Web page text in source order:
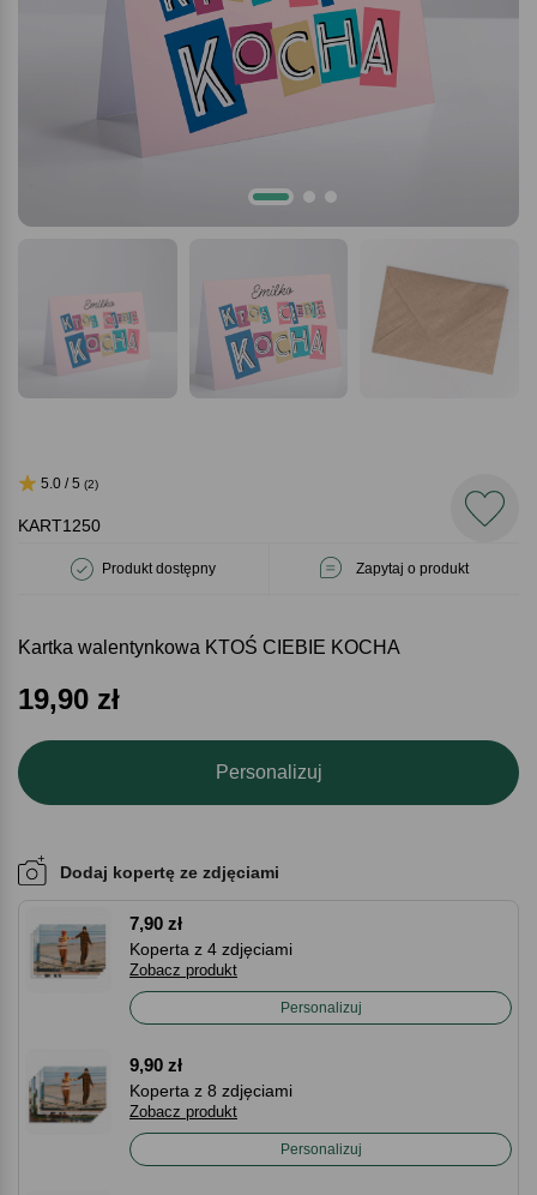
KART1250
Produkt dostępny Zapytaj o produkt
5.0 / 5 (2)
Kartka walentynkowa KTOŚ CIEBIE KOCHA
19,90 zł
Personalizuj
Dodaj kopertę ze zdjęciami
7,90 zł
Koperta z 4 zdjęciami
Zobacz produkt
Personalizuj
9,90 zł
Koperta z 8 zdjęciami
Zobacz produkt
Personalizuj